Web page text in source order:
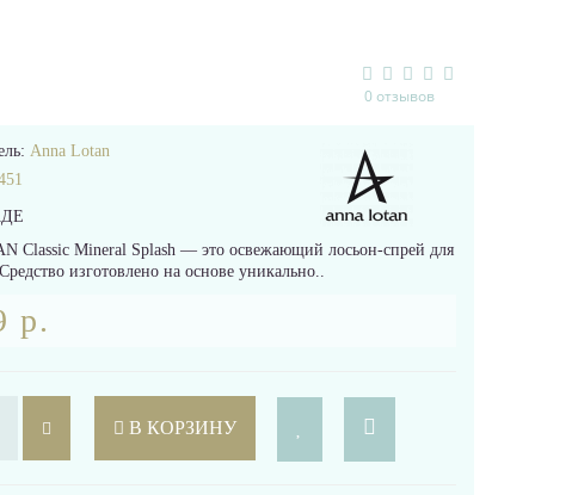
0 отзывов
Anna Lotan
Classic Mineral Splash — это освежающий лосьон-спрей для
изготовлено на основе уникально..
р.
В КОРЗИНУ